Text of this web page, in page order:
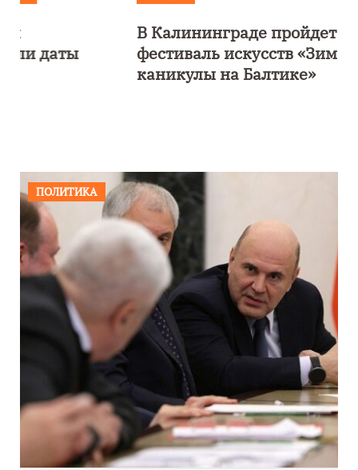
В Калининграде пройдет
фестиваль искусств «Зимние
каникулы на Балтике»
ПОЛИТИКА